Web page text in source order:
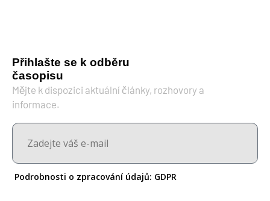
Přihlašte se k odběru
časopisu
Mějte k dispozici aktuální články, rozhovory a
informace.
Podrobnosti o zpracování údajů: GDPR